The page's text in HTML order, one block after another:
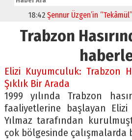
18:42 Şennur Üzgen’in “Tekâmül”
Trabzon
Elizi Kuyumculuk: Trabzon
Şıklık Bir Arada
1999 yılında Trabzon
faaliyetlerine başlayan Elizi
Yılmaz tarafından
çok bölgesinde